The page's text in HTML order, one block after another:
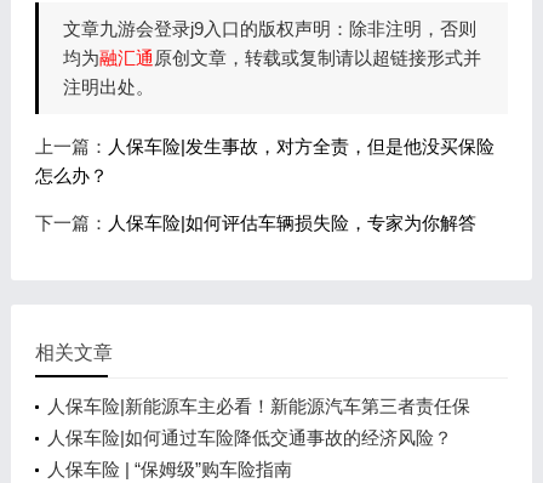
文章九游会登录j9入口的版权声明：除非注明，否则
均为融汇通 原创文章，转载或复制请以超链接形式并
注明出处。
上一篇： 人保车险|发生事故，对方全责，但是他没买保险
怎么办？
下一篇： 人保车险|如何评估车辆损失险，专家为你解答
相关文章
人保车险|新能源车主必看！新能源汽车第三者责任保
险
人保车险|如何通过车险降低交通事故的经济风险？
人保车险 | “保姆级”购车险指南